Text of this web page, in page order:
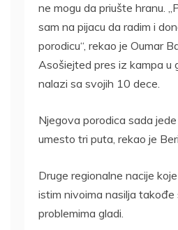
ne mogu da priušte hranu.
sam na pijacu da radim i
porodicu“, rekao je Oumar
Asošiejted pres iz kampa u
nalazi sa svojih 10 dece.
Njegova porodica sada
umesto tri puta, rekao je
Druge regionalne nacije
istim nivoima nasilja takođe
problemima gladi.